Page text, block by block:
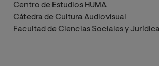
Centro de Estudios HUMA
Cátedra de Cultura Audiovisual
Facultad de Ciencias Sociales y